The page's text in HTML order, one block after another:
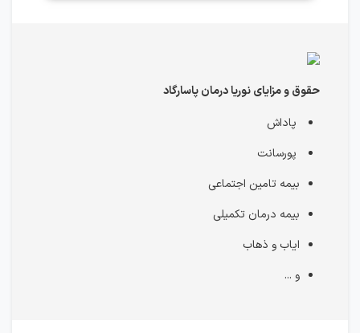
حقوق و مزایای نوریا درمان پاسارگاد
پاداش
پورسانت
بیمه تامین اجتماعی
بیمه درمان تکمیلی
ایاب و ذهاب
و ...